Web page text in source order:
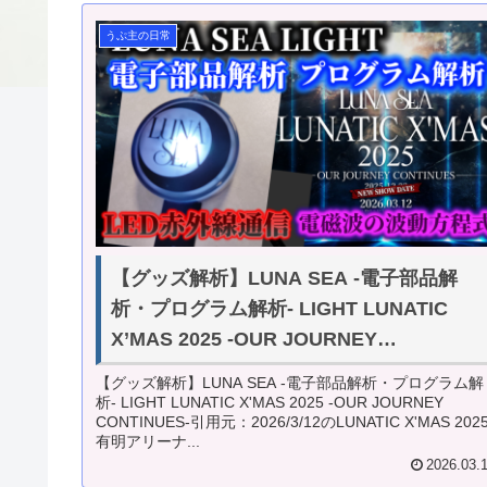
うぷ主の日常
【グッズ解析】LUNA SEA -電子部品解
析・プログラム解析- LIGHT LUNATIC
X’MAS 2025 -OUR JOURNEY
CONTINUES-
【グッズ解析】LUNA SEA -電子部品解析・プログラム解
析- LIGHT LUNATIC X'MAS 2025 -OUR JOURNEY
CONTINUES-引用元：2026/3/12のLUNATIC X'MAS
有明アリーナ...